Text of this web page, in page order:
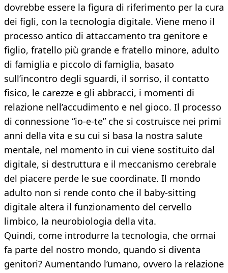
dovrebbe essere la figura di riferimento per la cura
dei figli, con la tecnologia digitale. Viene meno il
processo antico di attaccamento tra genitore e
figlio, fratello più grande e fratello minore, adulto
di famiglia e piccolo di famiglia, basato
sull’incontro degli sguardi, il sorriso, il contatto
fisico, le carezze e gli abbracci, i momenti di
relazione nell’accudimento e nel gioco. Il processo
di connessione “io-e-te” che si costruisce nei primi
anni della vita e su cui si basa la nostra salute
mentale, nel momento in cui viene sostituito dal
digitale, si destruttura e il meccanismo cerebrale
del piacere perde le sue coordinate. Il mondo
adulto non si rende conto che il baby-sitting
digitale altera il funzionamento del cervello
limbico, la neurobiologia della vita.
Quindi, come introdurre la tecnologia, che ormai
fa parte del nostro mondo, quando si diventa
genitori? Aumentando l’umano, ovvero la relazione